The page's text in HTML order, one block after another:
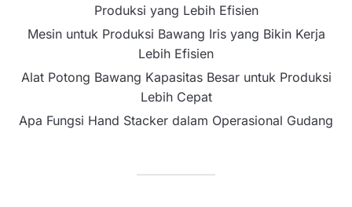
Produksi yang Lebih Efisien
Mesin untuk Produksi Bawang Iris yang Bikin Kerja
Lebih Efisien
Alat Potong Bawang Kapasitas Besar untuk Produksi
Lebih Cepat
Apa Fungsi Hand Stacker dalam Operasional Gudang